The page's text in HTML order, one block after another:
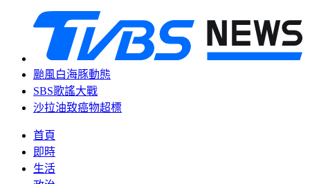
颱風白海豚動態
SBS歌謠大戰
沙拉油致癌物超標
首頁
即時
生活